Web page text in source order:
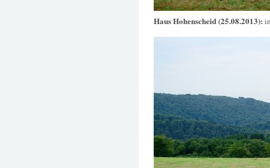
Haus Hohenscheid (25.08.2013):